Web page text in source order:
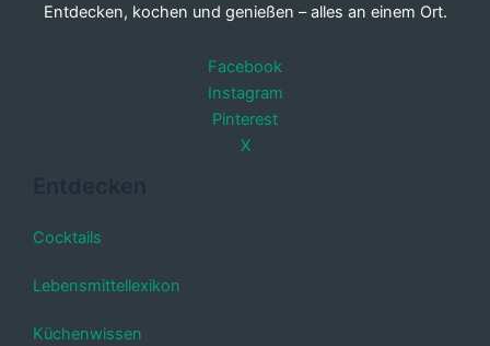
Entdecken, kochen und genießen – alles an einem Ort.
Facebook
Instagram
Pinterest
X
Cocktails
Lebensmittellexikon
Küchenwissen